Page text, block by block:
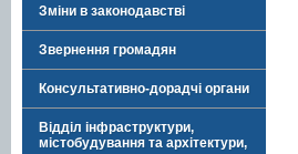
Зміни в законодавстві
Звернення громадян
Консультативно-дорадчі органи
Відділ інфраструктури,
містобудування та архітектури,